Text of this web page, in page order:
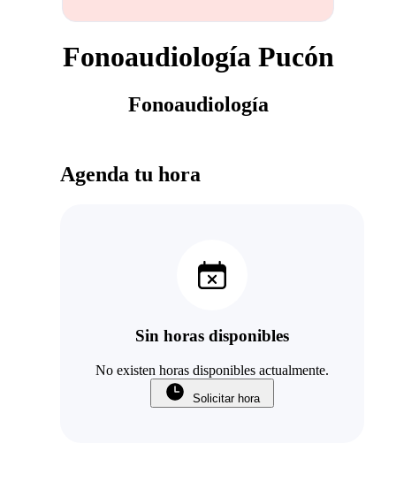
Fonoaudiología Pucón
Fonoaudiología
Agenda tu hora
Sin horas disponibles
No existen horas disponibles actualmente.
Solicitar hora